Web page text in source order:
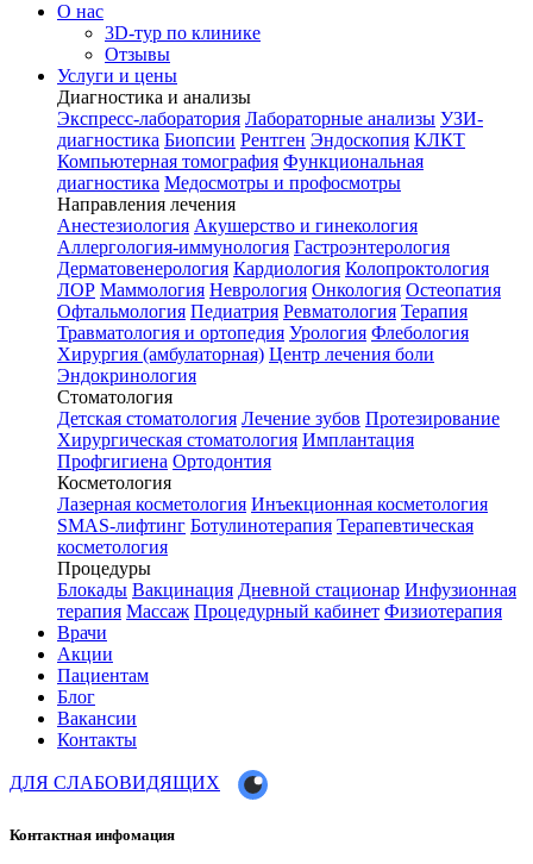
О нас
3D-тур по клинике
Отзывы
Услуги и цены
Диагностика и анализы
Экспресс-лаборатория Лабораторные анализы УЗИ-
диагностика Биопсии Рентген Эндоскопия КЛКТ
Компьютерная томография Функциональная
диагностика Медосмотры и профосмотры
Направления лечения
Анестезиология Акушерство и гинекология
Аллергология-иммунология Гастроэнтерология
Дерматовенерология Кардиология Колопроктология
ЛОР Маммология Неврология Онкология Остеопатия
Офтальмология Педиатрия Ревматология Терапия
Травматология и ортопедия Урология Флебология
Хирургия (амбулаторная) Центр лечения боли
Эндокринология
Стоматология
Детская стоматология Лечение зубов Протезирование
Хирургическая стоматология Имплантация
Профгигиена Ортодонтия
Косметология
Лазерная косметология Инъекционная косметология
SMAS-лифтинг Ботулинотерапия Терапевтическая
косметология
Процедуры
Блокады Вакцинация Дневной стационар Инфузионная
терапия Массаж Процедурный кабинет Физиотерапия
Врачи
Акции
Пациентам
Блог
Вакансии
Контакты
ДЛЯ СЛАБОВИДЯЩИХ
Контактная инфомация